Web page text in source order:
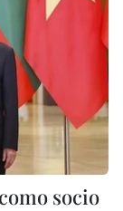
socio